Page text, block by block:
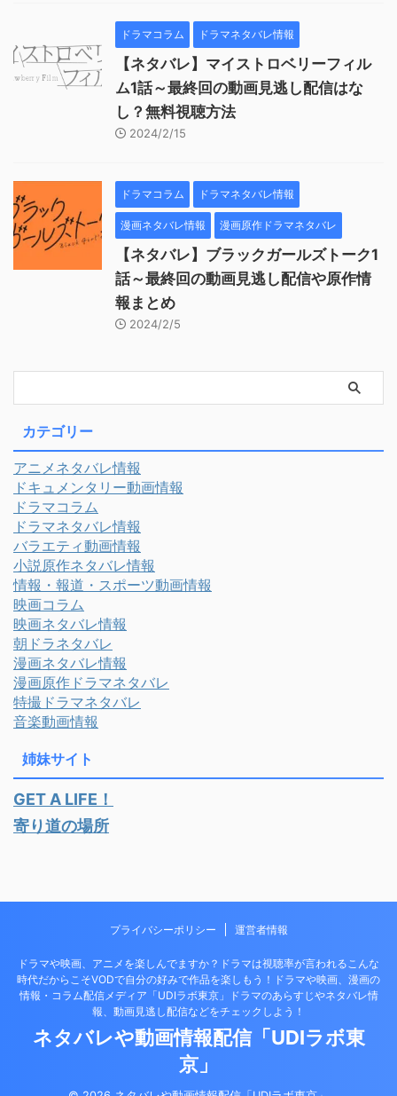
ドラマコラム ドラマネタバレ情報
【ネタバレ】マイストロベリーフィル
ム1話～最終回の動画見逃し配信はな
し？無料視聴方法
2024/2/15
ドラマコラム ドラマネタバレ情報
漫画ネタバレ情報 漫画原作ドラマネタバレ
【ネタバレ】ブラックガールズトーク1
話～最終回の動画見逃し配信や原作情
報まとめ
2024/2/5
カテゴリー
アニメネタバレ情報
ドキュメンタリー動画情報
ドラマコラム
ドラマネタバレ情報
バラエティ動画情報
小説原作ネタバレ情報
情報・報道・スポーツ動画情報
映画コラム
映画ネタバレ情報
朝ドラネタバレ
漫画ネタバレ情報
漫画原作ドラマネタバレ
特撮ドラマネタバレ
音楽動画情報
姉妹サイト
GET A LIFE！
寄り道の場所
プライバシーポリシー 運営者情報
ドラマや映画、アニメを楽しんでますか？ドラマは視聴率が言われるこんな
時代だからこそVODで自分の好みで作品を楽しもう！ドラマや映画、漫画の
情報・コラム配信メディア「UDIラボ東京」ドラマのあらすじやネタバレ情
報、動画見逃し配信などをチェックしよう！
ネタバレや動画情報配信「UDIラボ東
京」